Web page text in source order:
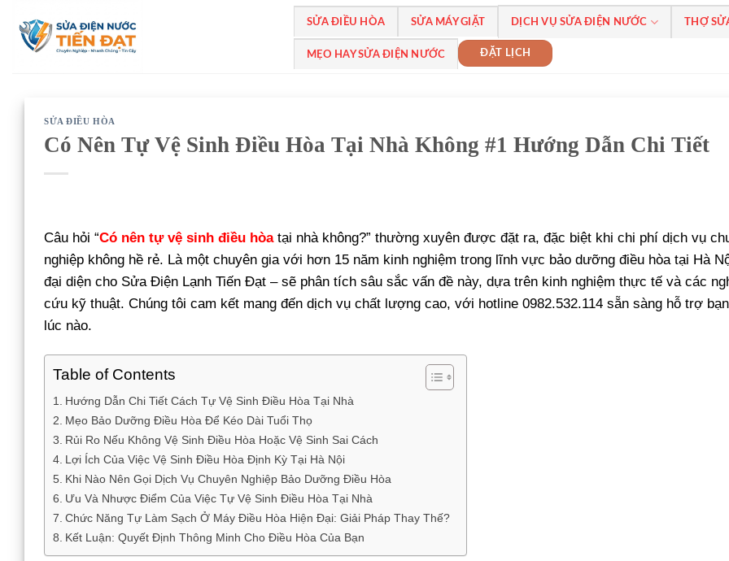
qua
SỬA ĐIỀU HÒA SỬA MÁY GIẶT DỊCH VỤ SỬA ĐIỆN NƯỚC THỢ
MẸO HAY SỬA ĐIỆN NƯỚC ĐẶT LỊCH
SỬA ĐIỀU HÒA
Có Nên Tự Vệ Sinh Điều Hòa Tại Nhà Không #1 Hướng Dẫn Chi Tiết
Câu hỏi “Có nên tự vệ sinh điều hòatại nhà không?” thường xuyên được đặt ra, đặc biệt khi chi phí dịch vụ
nghiệp không hề rẻ. Là một chuyên gia với hơn 15 năm kinh nghiệm trong lĩnh vực bảo dưỡng điều hòa tại Hà
đại diện cho Sửa Điện Lạnh Tiến Đạt – sẽ phân tích sâu sắc vấn đề này, dựa trên kinh nghiệm thực tế và các
cứu kỹ thuật. Chúng tôi cam kết mang đến dịch vụ chất lượng cao, với hotline 0982.532.114 sẵn sàng hỗ trợ
lúc nào.
Table of Contents
Hướng Dẫn Chi Tiết Cách Tự Vệ Sinh Điều Hòa Tại Nhà
Mẹo Bảo Dưỡng Điều Hòa Để Kéo Dài Tuổi Thọ
Rủi Ro Nếu Không Vệ Sinh Điều Hòa Hoặc Vệ Sinh Sai Cách
Lợi Ích Của Việc Vệ Sinh Điều Hòa Định Kỳ Tại Hà Nội
Khi Nào Nên Gọi Dịch Vụ Chuyên Nghiệp Bảo Dưỡng Điều Hòa
Ưu Và Nhược Điểm Của Việc Tự Vệ Sinh Điều Hòa Tại Nhà
Chức Năng Tự Làm Sạch Ở Máy Điều Hòa Hiện Đại: Giải Pháp Thay Thế?
Kết Luận: Quyết Định Thông Minh Cho Điều Hòa Của Bạn